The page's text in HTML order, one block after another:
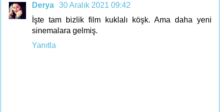
Derya 30 Aralık 2021 09:42
İşte tam bizlik film kuklalı köşk. Ama daha yeni
sinemalara gelmiş.
Yanıtla